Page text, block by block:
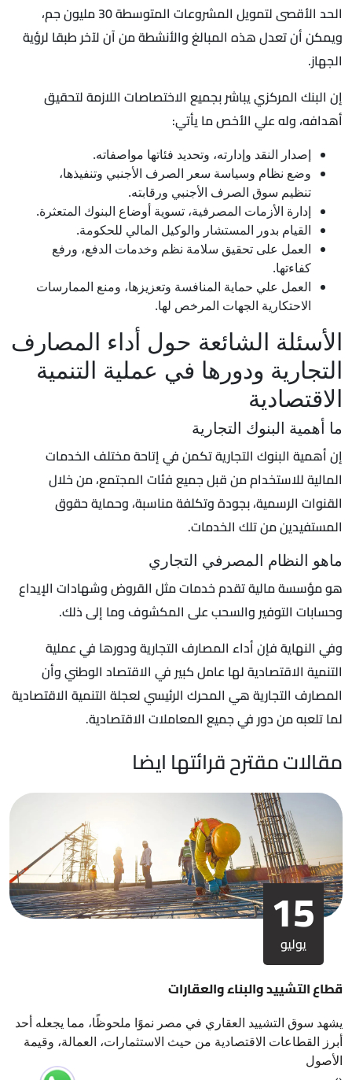
الحد الأقصى لتمويل المشروعات المتوسطة 30 مليون جم،
ويمكن أن تعدل هذه المبالغ والأنشطة من آن لآخر طبقا لرؤية
الجهاز.
إن البنك المركزي يباشر بجميع الاختصاصات اللازمة لتحقيق
أهدافه، وله علي الأخص ما يأتي:
إصدار النقد وإدارته، وتحديد فئاتها مواصفاته.
وضع نظام وسياسة سعر الصرف الأجنبي وتنفيذها،
تنظيم سوق الصرف الأجنبي ورقابته.
إدارة الأزمات المصرفية، تسوية أوضاع البنوك المتعثرة.
القيام بدور المستشار والوكيل المالي للحكومة.
العمل على تحقيق سلامة نظم وخدمات الدفع، ورفع
كفاءتها.
العمل علي حماية المنافسة وتعزيزها، ومنع الممارسات
الاحتكارية الجهات المرخص لها.
الأسئلة الشائعة حول أداء المصارف
التجارية ودورها في عملية التنمية
الاقتصادية
ما أهمية البنوك التجارية
إن أهمية البنوك التجارية تكمن في إتاحة مختلف الخدمات
المالية للاستخدام من قبل جميع فئات المجتمع، من خلال
القنوات الرسمية، بجودة وتكلفة مناسبة، وحماية حقوق
المستفيدين من تلك الخدمات.
ماهو النظام المصرفي التجاري
هو مؤسسة مالية تقدم خدمات مثل القروض وشهادات الإيداع
وحسابات التوفير والسحب على المكشوف وما إلى ذلك.
وفي النهاية فإن أداء المصارف التجارية ودورها في عملية
التنمية الاقتصادية لها عامل كبير في الاقتصاد الوطني وأن
المصارف التجارية هي المحرك الرئيسي لعجلة التنمية الاقتصادية
لما تلعبه من دور في جميع المعاملات الاقتصادية.
مقالات مقترح قرائتها ايضا
15
يوليو
قطاع التشييد والبناء والعقارات
يشهد سوق التشييد العقاري في مصر نموًا ملحوظًا، مما يجعله أحد
أبرز القطاعات الاقتصادية من حيث الاستثمارات، العمالة، وقيمة
الأصول